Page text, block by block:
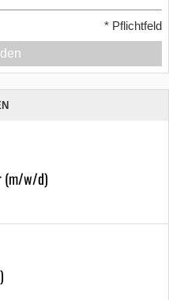
* Pflichtfeld
(m/w/d)